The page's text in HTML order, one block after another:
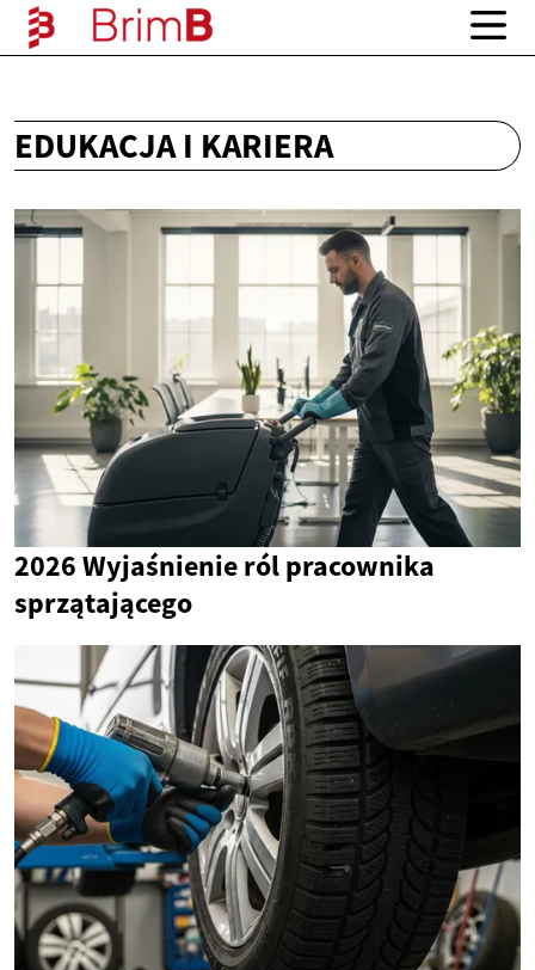
EDUKACJA I KARIERA
2026 Wyjaśnienie ról pracownika
sprzątającego